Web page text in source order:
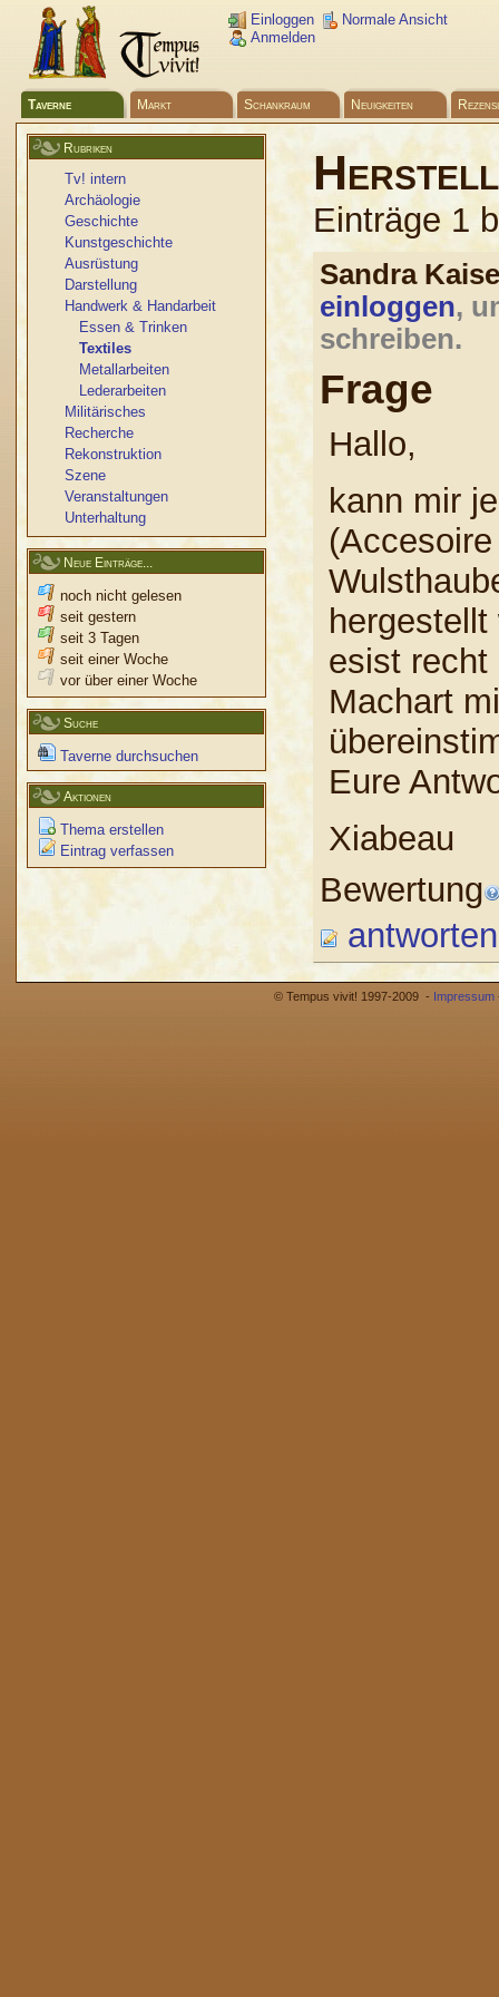
Einloggen
Anmelden
Normale Ansicht
Taverne Markt Schankraum Neuigkeiten
Rubriken
Tv! intern
Archäologie
Geschichte
Kunstgeschichte
Ausrüstung
Darstellung
Handwerk & Handarbeit
Essen & Trinken
Textiles
Metallarbeiten
Lederarbeiten
Militärisches
Recherche
Rekonstruktion
Szene
Veranstaltungen
Unterhaltung
Neue Einträge...
noch nicht gelesen
seit gestern
seit 3 Tagen
seit einer Woche
vor über einer Woche
Suche
Taverne durchsuchen
Aktionen
Thema erstellen
Eintrag verfassen
Einträge 1
Sandra
einloggen,
schreiben.
Frage
Hallo,
kann mir
esist recht
Machart
Eure
Xiabeau
Bewertung
antworten
© Tempus vivit! 1997-2009 - Impressum